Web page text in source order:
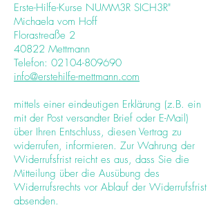
Erste-Hilfe-Kurse NUMM3R SICH3R"
Michaela vom Hoff
Florastreaße 2
40822 Mettmann
Telefon: 02104-809690
info@erstehilfe-mettmann.com
mittels einer eindeutigen Erklärung (z.B. ein
mit der Post versandter Brief oder E-Mail)
über Ihren Entschluss, diesen Vertrag zu
widerrufen, informieren. Zur Wahrung der
Widerrufsfrist reicht es aus, dass Sie die
Mitteilung über die Ausübung des
Widerrufsrechts vor Ablauf der Widerrufsfrist
absenden.